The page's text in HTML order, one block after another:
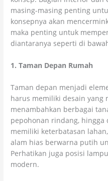
masing-masing penting
konsepnya akan
maka penting untuk
diantaranya seperti di
1. Taman Depan Rumah
Taman depan menjadi
harus memiliki desain yang
menambahkan berbagai
pepohonan rindang, hingga
memiliki keterbatasan
alam hias berwarna putih
Perhatikan juga posisi
modern.